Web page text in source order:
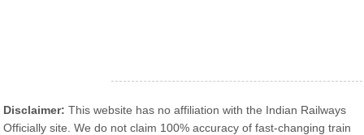
Disclaimer: This website has no affiliation with the Indian Railways
Officially site. We do not claim 100% accuracy of fast-changing train